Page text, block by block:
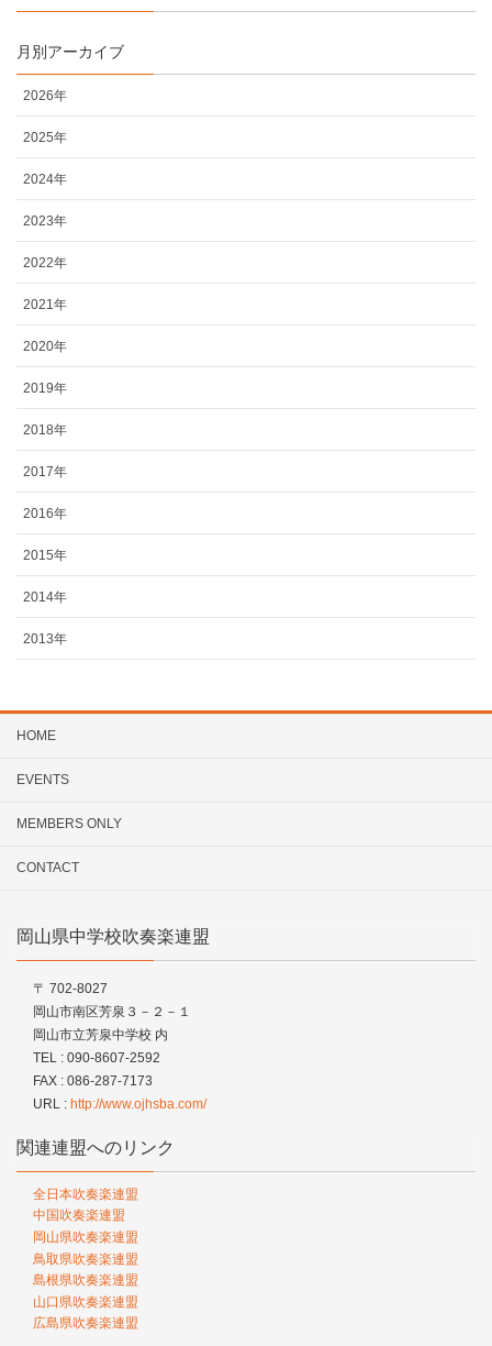
月別アーカイブ
2026年
2025年
2024年
2023年
2022年
2021年
2020年
2019年
2018年
2017年
2016年
2015年
2014年
2013年
HOME
EVENTS
MEMBERS ONLY
CONTACT
岡山県中学校吹奏楽連盟
〒 702-8027
岡山市南区芳泉３－２－１
岡山市立芳泉中学校 内
TEL : 090-8607-2592
FAX : 086-287-7173
URL : http://www.ojhsba.com/
関連連盟へのリンク
全日本吹奏楽連盟
中国吹奏楽連盟
岡山県吹奏楽連盟
鳥取県吹奏楽連盟
島根県吹奏楽連盟
山口県吹奏楽連盟
広島県吹奏楽連盟